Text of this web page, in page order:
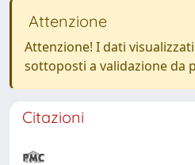
Attenzione
Attenzione! I dati
sottoposti a validazione da
Citazioni